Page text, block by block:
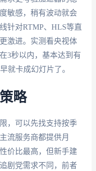
敏感，稍有波动就会
针对RTMP、HLS等直
激进。实测看央视体
3秒以内，基本达到有
就卡成幻灯片了。
略
，可以先找支持按季
流服务商都提供月
价比最高，但新手建
剧党需求不同，前者